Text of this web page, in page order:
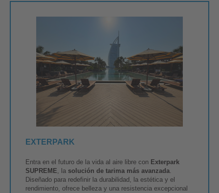
EXTERPARK
Entra en el futuro de la vida al aire libre con Exterpark
SUPREME , la solución de tarima más avanzada
Diseñado para redefinir la durabilidad, la estética y el
rendimiento, ofrece belleza y una resistencia excepcional